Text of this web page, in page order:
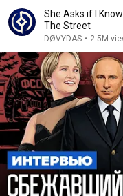
She Asks if I
The Street
DØVYDAS • 2.5M